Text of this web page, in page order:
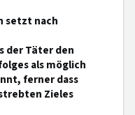
setzt nach
der Täter den
als möglich
ferner dass
Zieles